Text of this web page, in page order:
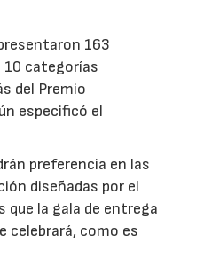
163
10 categorías
del Premio
especificó el
preferencia en las
diseñadas por el
la gala de entrega
celebrará, como es